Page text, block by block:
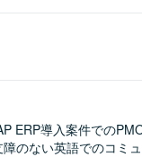
ERP導入案件での
障のない英語でのコミ